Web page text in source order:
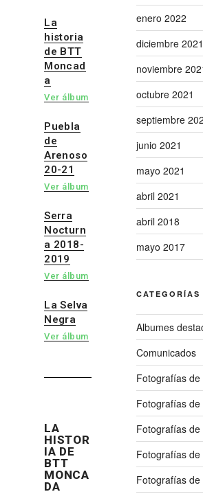
La
historia
de BTT
Moncad
a
Ver álbum
Puebla
de
Arenoso
20-21
Ver álbum
Serra
Nocturn
a 2018-
2019
Ver álbum
La Selva
Negra
Ver álbum
LA
HISTOR
IA DE
BTT
MONCA
DA
enero 2022
diciembre 2021
noviembre
octubre 2021
septiembre
junio 2021
mayo 2021
abril 2021
abril 2018
mayo 2017
CATEGORÍAS
Albumes
Comunicados
Fotografías
Fotografías
Fotografías
Fotografías
Fotografías